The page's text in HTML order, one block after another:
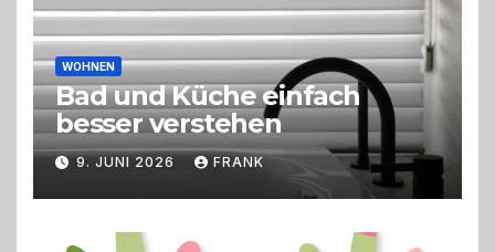
WOHNEN
Bad und Küche einfach
besser verstehen
9. JUNI 2026 FRANK